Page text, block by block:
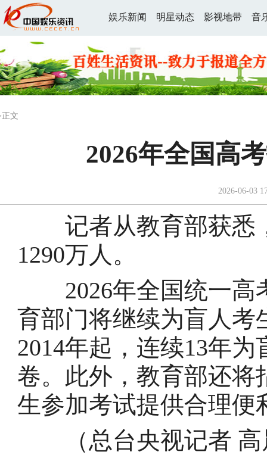
娱乐新闻 明星动态 影视地带 音
文
2026年全国高
2026-06-03
记者从教育部获悉
1290万人。
2026年全国统一高
育部门将继续为盲人考
2014年起，连续13年
卷。此外，教育部还将
生参加考试提供合理便
（总台央视记者 高